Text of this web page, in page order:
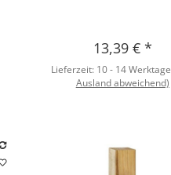
13,39 € *
Lieferzeit: 10 - 14 Werktage
Ausland abweichend)